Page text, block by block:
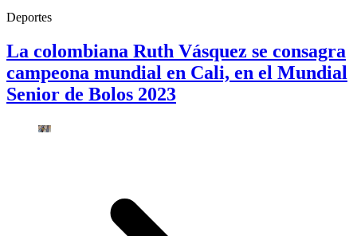
Deportes
La colombiana Ruth Vásquez se consagra
campeona mundial en Cali, en el Mundial
Senior de Bolos 2023